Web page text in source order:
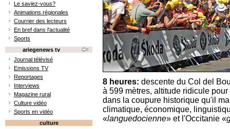
Le saviez-vous?
Animations régionales
Courrier des lecteurs
En bref dans l'actualité
Sports
ariegenews tv
Journal télévisé
Emissions TV
Reportages
Interviews
Magazine rural
Culture vidéo
Sports en vidéo
culture
8 heures: descente du Col del
à 599 mètres, altitude ridicule
dans la coupure historique qu'il
climatique, économique,
«languedocienne» et l'Occitanie «